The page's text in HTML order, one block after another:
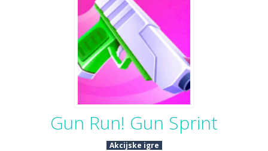
Gun Run! Gun Sprint
Akcijske igre